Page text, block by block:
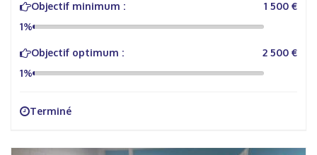
Objectif minimum :
1 500 €
1%
Objectif optimum :
2 500 €
1%
Terminé